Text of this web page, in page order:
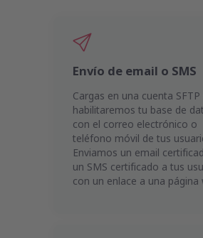
Envío de email o SMS
Cargas en una cuenta
habilitaremos tu base de
con el correo electrónico o
teléfono móvil de tus
Enviamos un email
un SMS certificado a tus
con un enlace a una página